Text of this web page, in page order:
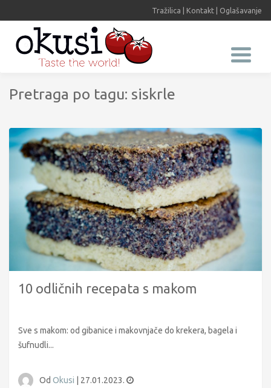
Tražilica Kontakt Oglašavanje
Pretraga po tagu: siskrle
10 odličnih recepata s makom
Sve s makom: od gibanice i makovnjače do krekera, bagela i
šufnudli...
Od Okusi | 27.01.2023.